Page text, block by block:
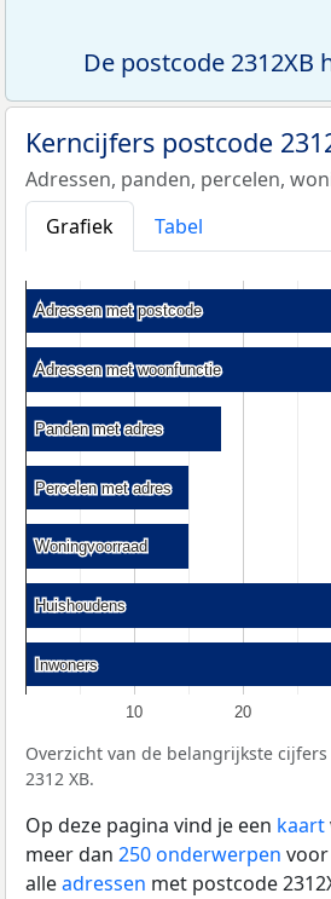
De postcode
Kerncijfers postcode
Adressen, panden, percelen,
Grafiek
Tabel
10 20
Adressen met postcode
Adressen met postcode
Adressen met woonfunctie
Adressen met woonfunctie
Panden met adres
Panden met adres
Percelen met adres
Percelen met adres
Woningvoorraad
Woningvoorraad
Huishoudens
Huishoudens
Inwoners
Inwoners
Overzicht van de belangrijkste
2312 XB.
Op deze pagina vind je een kaart
meer dan 250 onderwerpen voor
alleadressen met postcode